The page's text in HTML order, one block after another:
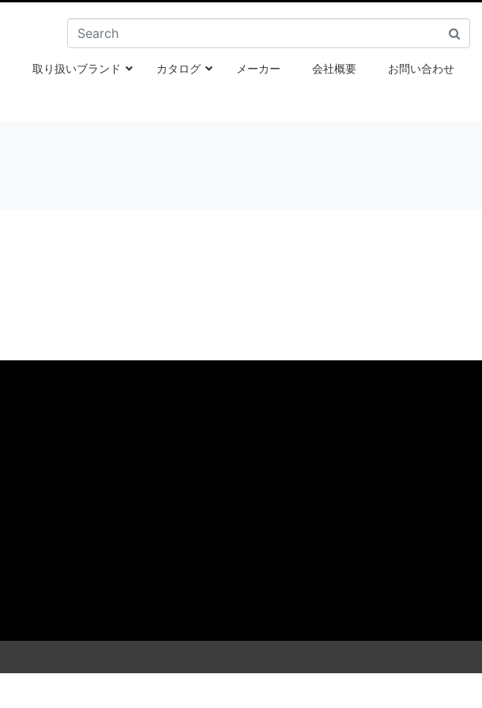
取り扱いブランド カタログ メーカー 会社概要 お問い合わせ